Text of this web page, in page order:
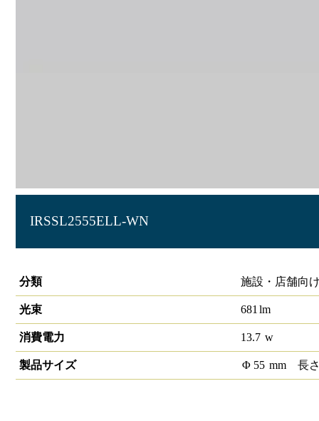
IRSSL2555ELL-WN
分類
施設・店舗向
光束 681 lm
消費電力 13.7 w
製品サイズ Φ 55 mm 長